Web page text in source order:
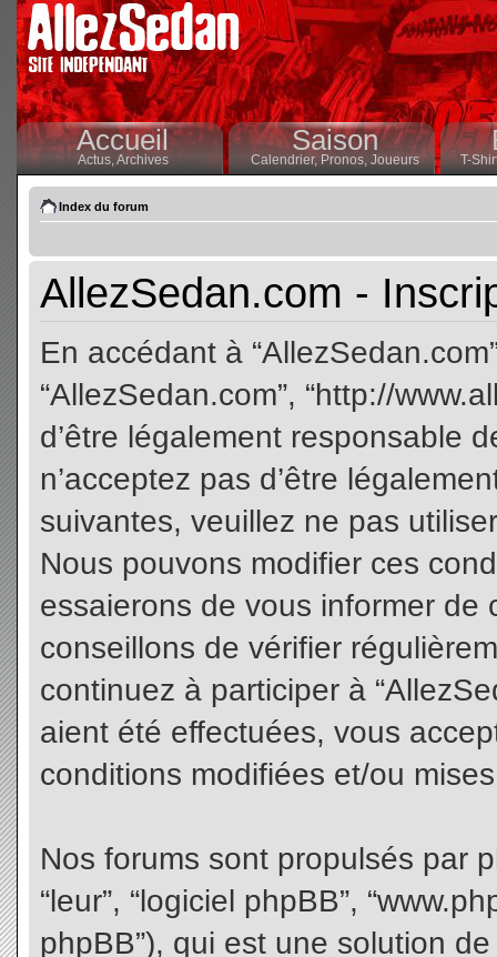
Accueil
Actus,Archives
Saison
Calendrier,Pronos, Joueurs T-
Index du forum
AllezSedan.com -
En accédant à
“AllezSedan.com”, “http://
d’être légalement responsable
n’acceptez pas d’être
suivantes, veuillez ne pas
Nous pouvons modifier ces
essaierons de vous informer
conseillons de vérifier
continuez à participer à
aient été effectuées, vous
conditions modifiées et/ou
Nos forums sont propulsés par
“leur”, “logiciel phpBB”,
phpBB”), qui est une solution